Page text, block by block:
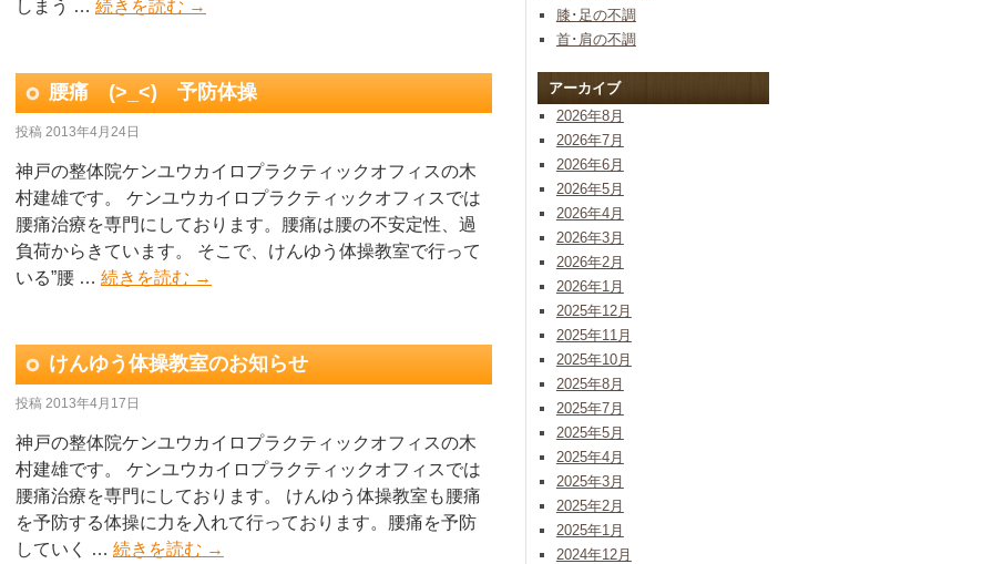
しまう … 続きを読む →
腰痛 (>_<) 予防体操
投稿 2013年4月24日
神戸の整体院ケンユウカイロプラクティックオフィスの木
村建雄です。 ケンユウカイロプラクティックオフィスでは
腰痛治療を専門にしております。腰痛は腰の不安定性、過
負荷からきています。 そこで、けんゆう体操教室で行って
いる”腰 … 続きを読む →
けんゆう体操教室のお知らせ
投稿 2013年4月17日
神戸の整体院ケンユウカイロプラクティックオフィスの木
村建雄です。 ケンユウカイロプラクティックオフィスでは
腰痛治療を専門にしております。 けんゆう体操教室も腰痛
を予防する体操に力を入れて行っております。腰痛を予防
していく … 続きを読む →
膝･足の不調
首･肩の不調
アーカイブ
2026年8月
2026年7月
2026年6月
2026年5月
2026年4月
2026年3月
2026年2月
2026年1月
2025年12月
2025年11月
2025年10月
2025年8月
2025年7月
2025年5月
2025年4月
2025年3月
2025年2月
2025年1月
2024年12月